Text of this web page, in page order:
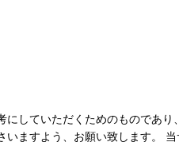
していただくためのものであり
ますよう、お願い致します。